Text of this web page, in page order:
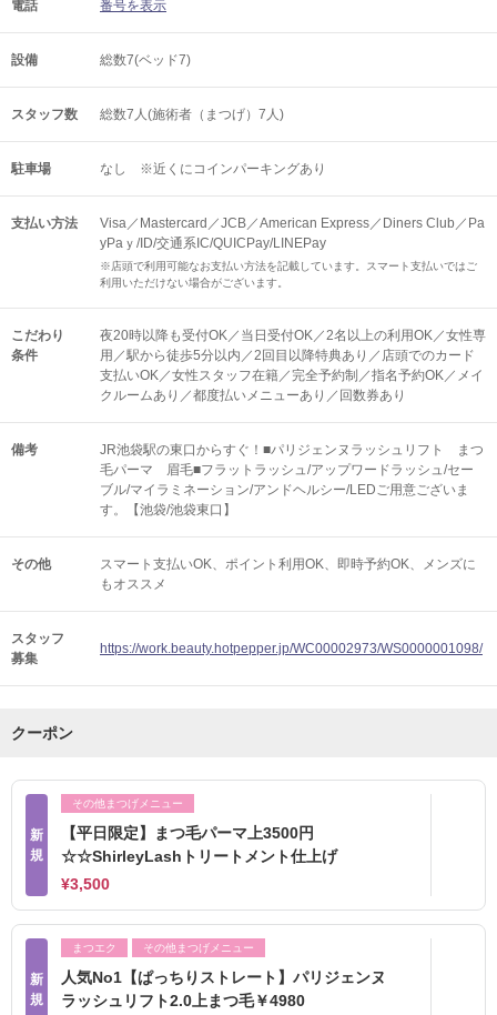
電話 番号を表示
設備 総数7(ベッド7)
スタッフ数 総数7人(施術者（まつげ）7人)
駐車場 なし ※近くにコインパーキングあり
支払い方法
Visa／Mastercard／JCB／American Express／Diners Club／Pa
yPaｙ/ID/交通系IC/QUICPay/LINEPay
※店頭で利用可能なお支払い方法を記載しています。スマート支払いではご
利用いただけない場合がございます。
こだわり
条件
夜20時以降も受付OK／当日受付OK／2名以上の利用OK／女性専
用／駅から徒歩5分以内／2回目以降特典あり／店頭でのカード
支払いOK／女性スタッフ在籍／完全予約制／指名予約OK／メイ
クルームあり／都度払いメニューあり／回数券あり
備考
JR池袋駅の東口からすぐ！■パリジェンヌラッシュリフト まつ
毛パーマ 眉毛■フラットラッシュ/アップワードラッシュ/セー
ブル/マイラミネーション/アンドヘルシー/LEDご用意ございま
す。【池袋/池袋東口】
その他 スマート支払いOK ポイント利用OK 即時予約OK
メンズに
もオススメ
スタッフ
募集
https://work.beauty.hotpepper.jp/WC00002973/WS0000001098/
クーポン
新
規
その他まつげメニュー
【平日限定】まつ毛パーマ上3500円
☆☆ShirleyLashトリートメント仕上げ
¥3,500
新
規
まつエク その他まつげメニュー
人気No1【ぱっちりストレート】パリジェンヌ
ラッシュリフト2.0上まつ毛￥4980